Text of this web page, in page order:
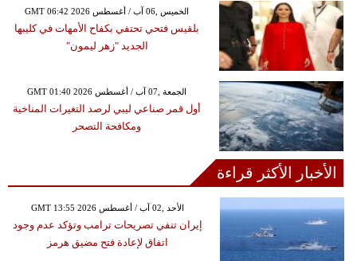
GMT 06:42 2026 الخميس ,06 آب / أغسطس
بلقيس فتحي تحتفي بكفاح الأمهات في كليبها
الجديد "زهر ليمون"
GMT 01:40 2026 الجمعة ,07 آب / أغسطس
أول قمر صناعي ليبي لرصد التغيرات المناخية
ومكافحة التصحر
الأخبار الأكثر قراءة
GMT 13:55 2026 الأحد ,02 آب / أغسطس
إيران تنفي تصريحات ترامب وتؤكد عدم وجود
اتفاق لإعادة فتح مضيق هرمز